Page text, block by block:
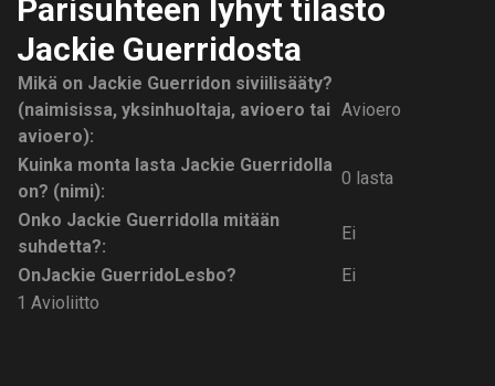
Parisuhteen lyhyt tilasto
Jackie Guerridosta
Mikä on Jackie Guerridon siviilisääty?
(naimisissa, yksinhuoltaja, avioero tai
avioero):
Avioero
Kuinka monta lasta Jackie Guerridolla
on? (nimi):
0 lasta
Onko Jackie Guerridolla mitään
suhdetta?:
Ei
OnJackie GuerridoLesbo?
Ei
1 Avioliitto